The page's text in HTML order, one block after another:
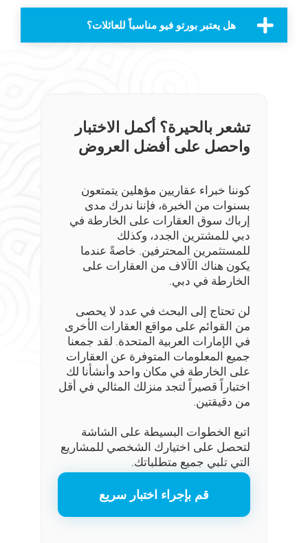
هل يعتبر بورتو فيو مناسباً للعائلات؟
قم بإجراء اختبار سريع
تشعر بالحيرة؟ أكمل الاختبار
واحصل على أفضل العروض
كوننا خبراء عقاريين مؤهلين يتمتعون
بسنوات من الخبرة، فإننا ندرك مدى
إرباك سوق العقارات على الخارطة في
دبي للمشترين الجدد، وكذلك
للمستثمرين المحترفين. خاصةً عندما
يكون هناك الآلاف من العقارات على
الخارطة في دبي.
لن تحتاج إلى البحث في عدد لا يحصى
من القوائم على مواقع العقارات الأخرى
في الإمارات العربية المتحدة. لقد جمعنا
جميع المعلومات المتوفرة عن العقارات
على الخارطة في مكان واحد وأنشأنا لك
اختباراً قصيراً لتجد منزلك المثالي في أقل
من دقيقتين.
اتبع الخطوات البسيطة على الشاشة
لتحصل على اختيارك الشخصي للمشاريع
التي تلبي جميع متطلباتك.